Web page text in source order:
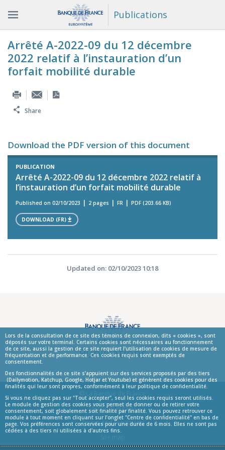
Lors de la consultation de ce site des témoins de connexion, dits « cookies », sont
déposés sur votre terminal. Certains cookies sont nécessaires au fonctionnement
de ce site, aussi la gestion de ce site requiert l’utilisation de cookies de mesure de
fréquentation et de performance. Ces cookies requis sont exemptés de
consentement.
Des fonctionnalités de ce site s’appuient sur des services proposés par des tiers
(Dailymotion, Katchup, Google, Hotjar et Youtube) et génèrent des cookies pour des
finalités qui leur sont propres, conformément à leur politique de confidentialité.
Si vous ne cliquez pas sur "Tout accepter", seul les cookies requis seront utilisés.
Le module de gestion des cookies vous permet de donner ou de retirer votre
consentement, soit globalement soit finalité par finalité. Vous pouvez retrouver ce
module à tout moment en cliquant sur l’onglet "Centre de confidentialité" en bas de
page. Vos préférences sont conservées pour une durée de 6 mois. Elles ne sont pas
cédées à des tiers ni utilisées à d'autres fins.
Publications
Arrêté A-2022-09 du 12 décembre
2022 relatif à l’instauration d’un
forfait mobilité durable
Share
Download the PDF version of this document
PUBLICATION
Arrêté A-2022-09 du 12 décembre 2022 relatif à
l’instauration d’un forfait mobilité durable
Published on 02/10/2023 2 pages FR PDF (203.66 KB)
DOWNLOAD (FR)
Updated on: 02/10/2023 10:18
Publications
Informations
Mentions légales
Terms and conditions